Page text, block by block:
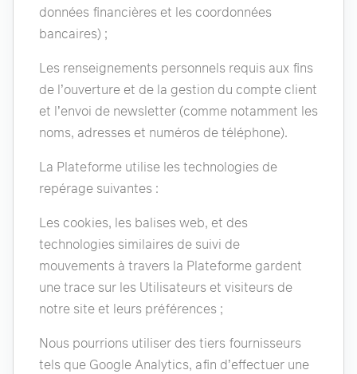
données financières et les coordonnées
bancaires) ;
Les renseignements personnels requis aux fins
de l’ouverture et de la gestion du compte client
et l’envoi de newsletter (comme notamment les
noms, adresses et numéros de téléphone).
La Plateforme utilise les technologies de
repérage suivantes :
Les cookies, les balises web, et des
technologies similaires de suivi de
mouvements à travers la Plateforme gardent
une trace sur les Utilisateurs et visiteurs de
notre site et leurs préférences ;
Nous pourrions utiliser des tiers fournisseurs
tels que Google Analytics, afin d’effectuer une